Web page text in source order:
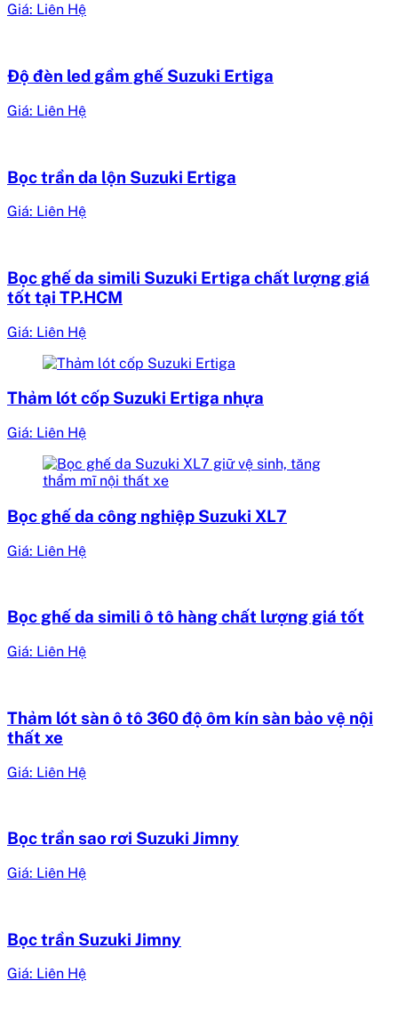
Giá: Liên Hệ
Độ đèn led gầm ghế Suzuki Ertiga
Giá: Liên Hệ
Bọc trần da lộn Suzuki Ertiga
Giá: Liên Hệ
Bọc ghế da simili Suzuki Ertiga chất lượng giá
tốt tại TP.HCM
Giá: Liên Hệ
Thảm lót cốp Suzuki Ertiga nhựa
Giá: Liên Hệ
Bọc ghế da công nghiệp Suzuki XL7
Giá: Liên Hệ
Bọc ghế da simili ô tô hàng chất lượng giá tốt
Giá: Liên Hệ
Thảm lót sàn ô tô 360 độ ôm kín sàn bảo vệ nội
thất xe
Giá: Liên Hệ
Bọc trần sao rơi Suzuki Jimny
Giá: Liên Hệ
Bọc trần Suzuki Jimny
Giá: Liên Hệ